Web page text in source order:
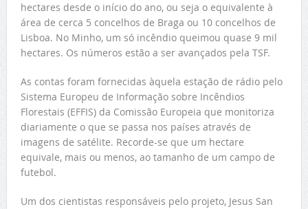
hectares desde o início do ano, ou seja o equivalente à
área de cerca 5 concelhos de Braga ou 10 concelhos de
Lisboa. No Minho, um só incêndio queimou quase 9 mil
hectares. Os números estão a ser avançados pela TSF.
As contas foram fornecidas àquela estação de rádio pelo
Sistema Europeu de Informação sobre Incêndios
Florestais (EFFIS) da Comissão Europeia que monitoriza
diariamente o que se passa nos países através de
imagens de satélite. Recorde-se que um hectare
equivale, mais ou menos, ao tamanho de um campo de
futebol.
Um dos cientistas responsáveis pelo projeto, Jesus San